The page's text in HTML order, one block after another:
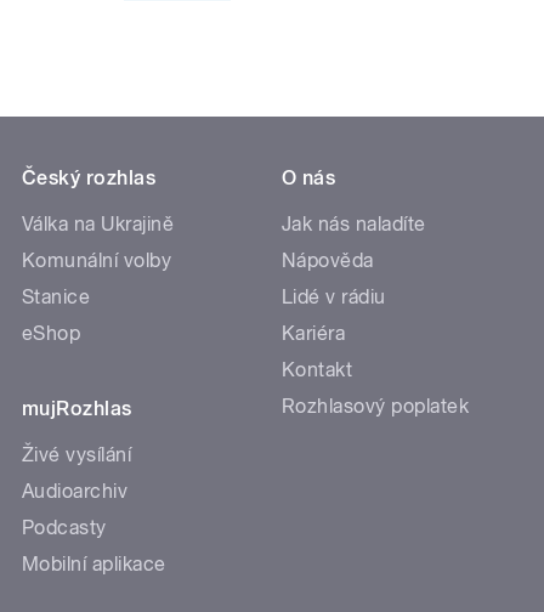
Český rozhlas
Válka na Ukrajině
Komunální volby
Stanice
eShop
mujRozhlas
Živé vysílání
Audioarchiv
Podcasty
Mobilní aplikace
O nás
Jak nás naladíte
Nápověda
Lidé v rádiu
Kariéra
Kontakt
Rozhlasový poplatek